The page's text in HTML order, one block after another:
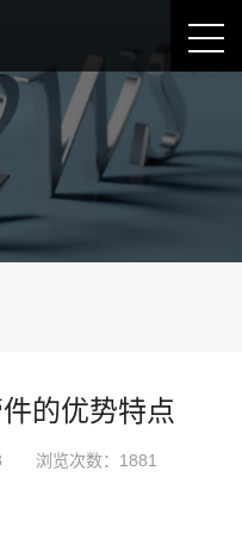
的优势特点
浏览次数：1881